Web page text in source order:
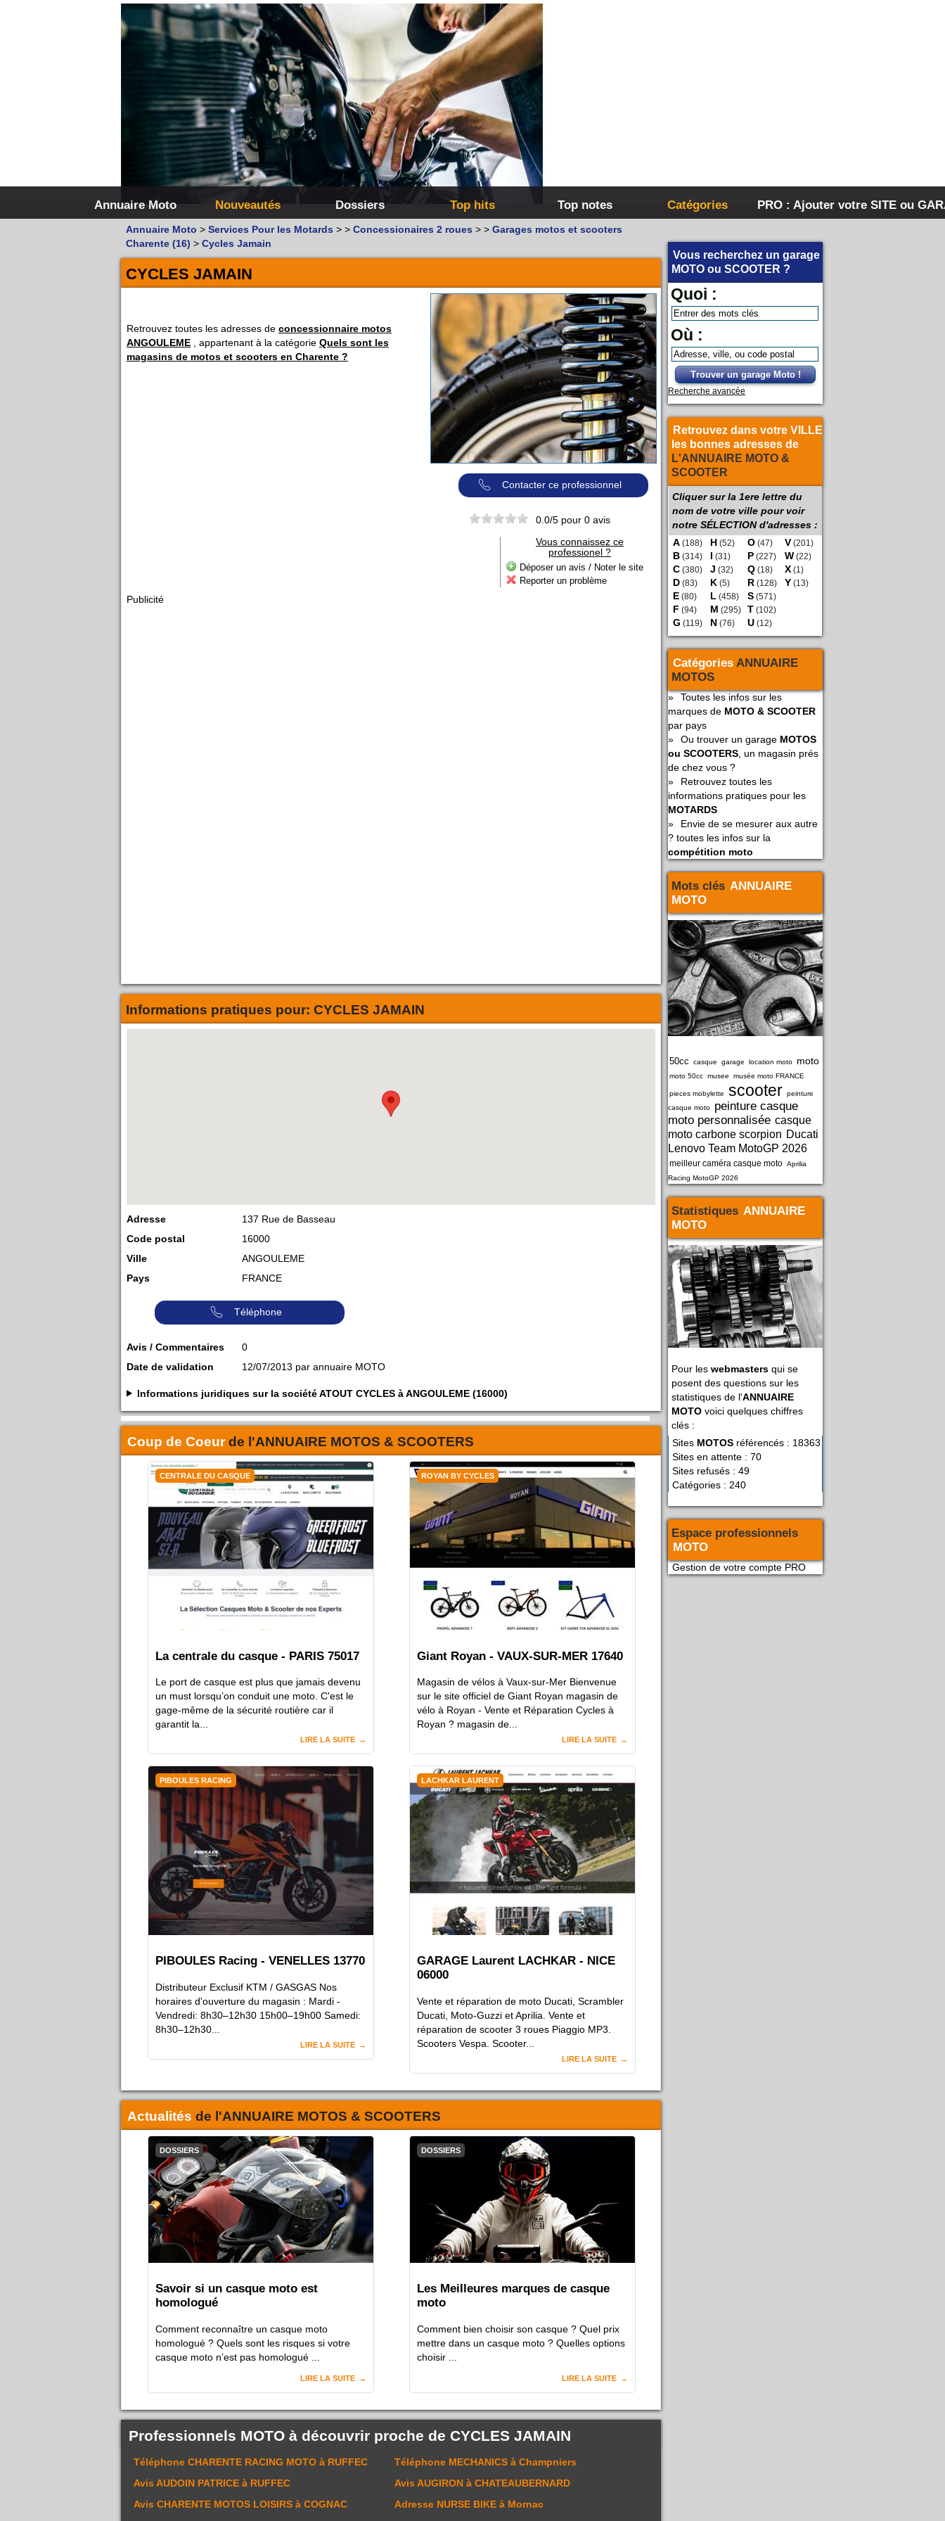
Annuaire Moto Nouveautés Dossiers Top hits Top notes Catégories PRO : Ajouter votre SITE ou
Vous recherchez un garage
MOTO ou SCOOTER ?
Quoi :
Où :
Trouver un garage Moto !
Recherche avancée
Retrouvez dans votre VILLE
les bonnes adresses de
L'ANNUAIRE MOTO &
SCOOTER
Cliquer sur la 1ere lettre du
nom de votre ville pour voir
notre SÉLECTION d'adresses :
A (188)
B (314)
C (380)
D (83)
E (80)
F (94)
G (119)
H (52)
I (31)
J (32)
K (5)
L (458)
M (295)
N (76)
O (47)
P (227)
Q (18)
R (128)
S (571)
T (102)
U (12)
V (201)
W (22)
X (1)
Y (13)
Catégories ANNUAIRE
MOTOS
»
Toutes les infos sur les
marques de MOTO & SCOOTER
par pays
»
Ou trouver un garage MOTOS
ou SCOOTERS , un magasin prés
de chez vous ?
»
Retrouvez toutes les
informations pratiques pour les
MOTARDS
»
Envie de se mesurer aux autre
? toutes les infos sur la
compétition moto
Mots clés ANNUAIRE
MOTO
50cc casque garage location moto moto
moto 50cc musee musée moto FRANCE
pieces mobylette scooter peinture
casque moto
peinture casque
moto personnalisée casque
moto carbone scorpion Ducati
Lenovo Team MotoGP 2026
meilleur caméra casque moto Aprilia
Racing MotoGP 2026
Statistiques ANNUAIRE
MOTO
Pour les webmasters qui se
posent des questions sur les
statistiques de l'ANNUAIRE
MOTO voici quelques chiffres
clés :
Sites MOTOS référencés : 18363
Sites en attente : 70
Sites refusés : 49
Catégories : 240
Espace professionnels
MOTO
Gestion de votre compte PRO
Annuaire Moto > Services Pour les Motards > > Concessionaires 2 roues > > Garages motos et scooters
Charente (16) > Cycles Jamain
CYCLES JAMAIN
Contacter ce professionnel
0.0/5 pour 0avis
Vous connaissez ce
professionel ?
Déposer un avis / Noter le site
Reporter un problème
Retrouvez toutes les adresses de concessionnaire motos
ANGOULEME , appartenant à la catégorie Quels sont les
magasins de motos et scooters en Charente ?
Publicité
Informations pratiques pour: CYCLES JAMAIN
Adresse
137 Rue de Basseau
Code postal
16000
Ville
ANGOULEME
Pays
FRANCE
Téléphone
Avis / Commentaires
0
Date de validation
12/07/2013 par annuaire MOTO
Informations juridiques sur la société ATOUT CYCLES à ANGOULEME (16000)
Coup de Coeurde l'ANNUAIRE MOTOS & SCOOTERS
CENTRALE DU CASQUE
La centrale du casque - PARIS 75017
Le port de casque est plus que jamais devenu
un must lorsqu’on conduit une moto. C'est le
gage-même de la sécurité routière car il
garantit la...
LIRE LA SUITE
ROYAN BY CYCLES
Giant Royan - VAUX-SUR-MER 17640
Magasin de vélos à Vaux-sur-Mer Bienvenue
sur le site officiel de Giant Royan magasin de
vélo à Royan - Vente et Réparation Cycles à
Royan ? magasin de...
LIRE LA SUITE
PIBOULES RACING
PIBOULES Racing - VENELLES 13770
Distributeur Exclusif KTM / GASGAS Nos
horaires d'ouverture du magasin : Mardi -
Vendredi: 8h30–12h30 15h00–19h00 Samedi:
8h30–12h30...
LIRE LA SUITE
LACHKAR LAURENT
GARAGE Laurent LACHKAR - NICE
06000
Vente et réparation de moto Ducati, Scrambler
Ducati, Moto-Guzzi et Aprilia. Vente et
réparation de scooter 3 roues Piaggio MP3.
Scooters Vespa. Scooter...
LIRE LA SUITE
Actualités de l'ANNUAIRE MOTOS & SCOOTERS
DOSSIERS
Savoir si un casque moto est
homologué
Comment reconnaître un casque moto
homologué ? Quels sont les risques si votre
casque moto n’est pas homologué ...
LIRE LA SUITE
DOSSIERS
Les Meilleures marques de casque
moto
Comment bien choisir son casque ? Quel prix
mettre dans un casque moto ? Quelles options
choisir ...
LIRE LA SUITE
Professionnels MOTO à découvrir proche de CYCLES JAMAIN
Téléphone CHARENTE RACING MOTO à RUFFEC Téléphone MECHANICS à Champniers
Avis AUDOIN PATRICE à RUFFEC Avis AUGIRON à CHATEAUBERNARD
Avis CHARENTE MOTOS LOISIRS à COGNAC Adresse NURSE BIKE à Mornac